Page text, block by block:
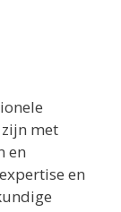
met
en
en